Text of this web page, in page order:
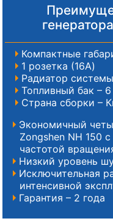
Компактные
1 розетка (16A)
Радиатор
Топливный бак –
Страна сборки –
Экономичный
Zongshen NH 150
частотой
Низкий уровень
Исключительная
интенсивной
Гарантия – 2 года